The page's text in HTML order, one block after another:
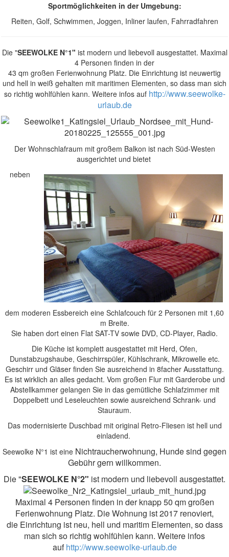
Sportmöglichkeiten in der Umgebung:
Reiten, Golf, Schwimmen, Joggen, Inliner laufen, Fahrradfahren
Die "SEEWOLKE N°1" ist modern und liebevoll ausgestattet. Maximal
4 Personen finden in der
43 qm großen Ferienwohnung Platz. Die Einrichtung ist neuwertig
und hell in weiß gehalten mit maritimen Elementen, so dass man sich
so richtig wohlfühlen kann. Weitere infos auf http://www.seewolke-
urlaub.de
Der Wohnschlafraum mit großem Balkon ist nach Süd-Westen
ausgerichtet und bietet
neben
dem moderen Essbereich eine Schlafcouch für 2 Personen mit 1,60
m Breite.
Sie haben dort einen Flat SAT-TV sowie DVD, CD-Player, Radio.
Die Küche ist komplett ausgestattet mit Herd, Ofen,
Dunstabzugshaube, Geschirrspüler, Kühlschrank, Mikrowelle etc.
Geschirr und Gläser finden Sie ausreichend in 8facher Ausstattung.
Es ist wirklich an alles gedacht. Vom großen Flur mit Garderobe und
Abstellkammer gelangen Sie in das gemütliche Schlafzimmer mit
Doppelbett und Leseleuchten sowie ausreichend Schrank- und
Stauraum.
Das modernisierte Duschbad mit original Retro-Fliesen ist hell und
einladend.
Seewolke N°1 ist eine Nichtraucherwohnung, Hunde sind gegen
Gebühr gern willkommen.
Die "SEEWOLKE N°2" ist modern und liebevoll ausgestattet.
Maximal 4 Personen finden in derknapp 50 qm großen
Ferienwohnung Platz. Die Wohnung ist 2017 renoviert,
die Einrichtung ist neu, hell und maritim Elementen, so dass
man sich so richtig wohlfühlen kann. Weitere infos
aufhttp://www.seewolke-urlaub.de